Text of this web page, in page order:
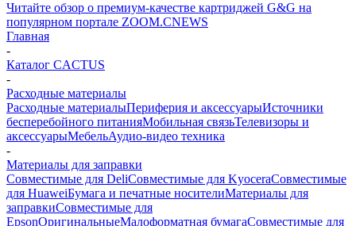
Читайте обзор о премиум-качестве картриджей G&G на
популярном портале ZOOM.CNEWS
Главная
-
Каталог CACTUS
-
Расходные материалы
Расходные материалыПериферия и аксессуарыИсточники
бесперебойного питанияМобильная связьТелевизоры и
аксессуарыМебельАудио-видео техника
-
Материалы для заправки
Совместимые для DeliСовместимые для KyoceraСовместимые
для HuaweiБумага и печатные носителиМатериалы для
заправкиСовместимые для
EpsonОригинальныеМалоформатная бумагаСовместимые для